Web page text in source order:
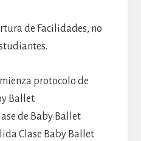
de Facilidades, no
protocolo de
Ballet.
de Baby Ballet
Clase Baby Ballet